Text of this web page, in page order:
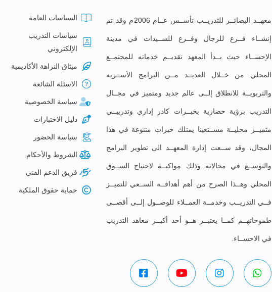
معهــد البصائــر للتدريــب تأســس عــام 2006م وقد تم
إنشــاء فــرع للرجال وفــرع للســيدات في مدينة
الإحســاء حيث بــدأ المعهد تقديــم خدماته للمجتمــع
المحلي من خــلال العديــد مــن البرامج الأســرية
والتربويــة للانطلاق إلــى عالم جديد ومتميز في مجــال
التدريب برؤية حضارية بخبــرات كادر إداري وتدريبــي
متميــز محليــة مســتعينا يمتلك خبرات متنوعة في هذا
المجال، وقد ســعت إدارة المعهــد الى تطوير البرامج
والتوســع في مجالاته وذلك مواكبــة لاحتياج الســوق
المحلي وهــذا الصرح من أهم أهدافــه الســعي للتميــز
فــي التدريــب وخدمــة العمــلاء للوصــول إلــى أقصــى
طموحاتهــم كمــا يعتبــر هــو أحد أكبــر معاهد التدريب
في الاحســاء.
السياسات العامة
سياسات التدريب
الإلكتروني
ميثاق النزاهة الأكاديمية
الاسئلة الشائعة
سياسة الخصوصية
دليل الاختبارات
سياسة الحضور
الشروط والأحكام
فريق الدعم الفني
حماية حقوق الملكية